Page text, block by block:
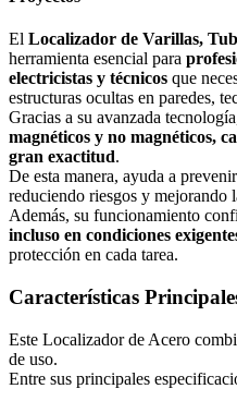
El Localizador de Varillas,
herramienta esencial para
electricistas y técnicos que
estructuras ocultas en paredes,
Gracias a su avanzada
magnéticos y no magnéticos,
gran exactitud.
De esta manera, ayuda a
reduciendo riesgos y mejorando
Además, su funcionamiento
incluso en condiciones
protección en cada tarea.
Características
Este Localizador de Acero
de uso.
Entre sus principales